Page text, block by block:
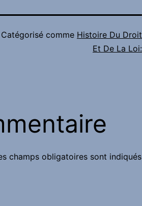
Catégorisé comme Histoire Du Droit
Et De La Loi:
champs obligatoires sont indiqués